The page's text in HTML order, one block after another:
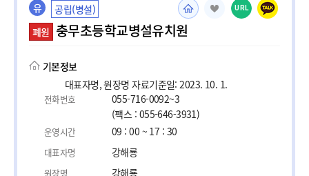
유
공립(병설)
폐원 충무초등학교병설유치원
URL
기본정보
대표자명, 원장명 자료기준일: 2023. 10. 1.
전화번호
055-716-0092~3
(팩스 : 055-646-3931)
운영시간 09 : 00 ~ 17 : 30
대표자명 강해룡
원장명 강해룡